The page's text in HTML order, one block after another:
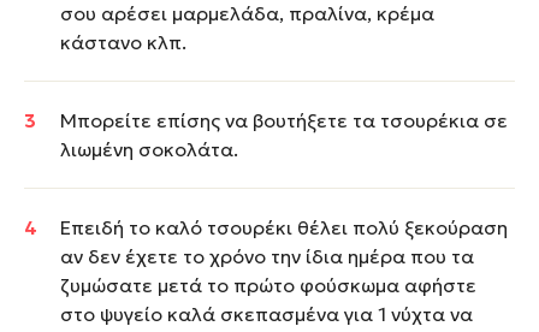
σου αρέσει μαρμελάδα, πραλίνα, κρέμα
κάστανο κλπ.
Μπορείτε επίσης να βουτήξετε τα τσουρέκια σε
λιωμένη σοκολάτα.
Επειδή το καλό τσουρέκι θέλει πολύ ξεκούραση
αν δεν έχετε το χρόνο την ίδια ημέρα που τα
ζυμώσατε μετά το πρώτο φούσκωμα αφήστε
στο ψυγείο καλά σκεπασμένα για 1 νύχτα να